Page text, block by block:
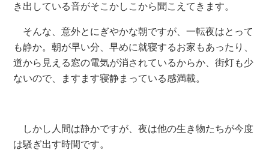
き出している音がそこかしこから聞こえてきます。
そんな、意外とにぎやかな朝ですが、一転夜はとって
も静か。朝が早い分、早めに就寝するお家もあったり、
道から見える窓の電気が消されているからか、街灯も少
ないので、ますます寝静まっている感満載。
しかし人間は静かですが、夜は他の生き物たちが今度
は騒ぎ出す時間です。